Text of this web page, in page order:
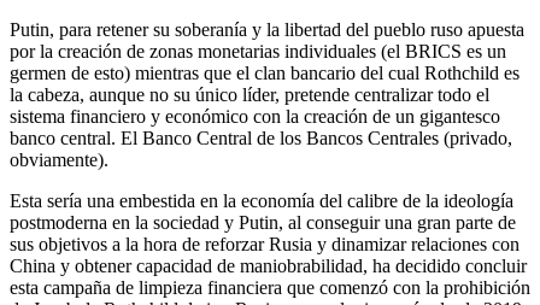
Putin, para retener su soberanía y la libertad del pueblo ruso apuesta
por la creación de zonas monetarias individuales (el BRICS es un
germen de esto) mientras que el clan bancario del cual Rothchild es
la cabeza, aunque no su único líder, pretende centralizar todo el
sistema financiero y económico con la creación de un gigantesco
banco central. El Banco Central de los Bancos Centrales (privado,
obviamente).
Esta sería una embestida en la economía del calibre de la ideología
postmoderna en la sociedad y Putin, al conseguir una gran parte de
sus objetivos a la hora de reforzar Rusia y dinamizar relaciones con
China y obtener capacidad de maniobrabilidad, ha decidido concluir
esta campaña de limpieza financiera que comenzó con la prohibición